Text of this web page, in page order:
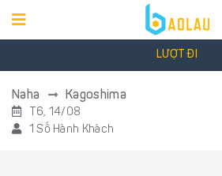
LƯỢT ĐI
Naha Kagoshima
T6, 14/08
1 Số Hành Khách